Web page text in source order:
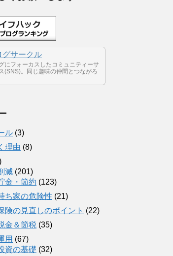
グサークル
にフォーカスしたコミュニティーサ
(SNS)。同じ趣味の仲間とつながろ
ル (3)
理由 (8)
減 (201)
金・節約 (123)
ち家の危険性 (21)
険の見直しのポイント (22)
金＆節税 (35)
用 (67)
資の基礎 (32)